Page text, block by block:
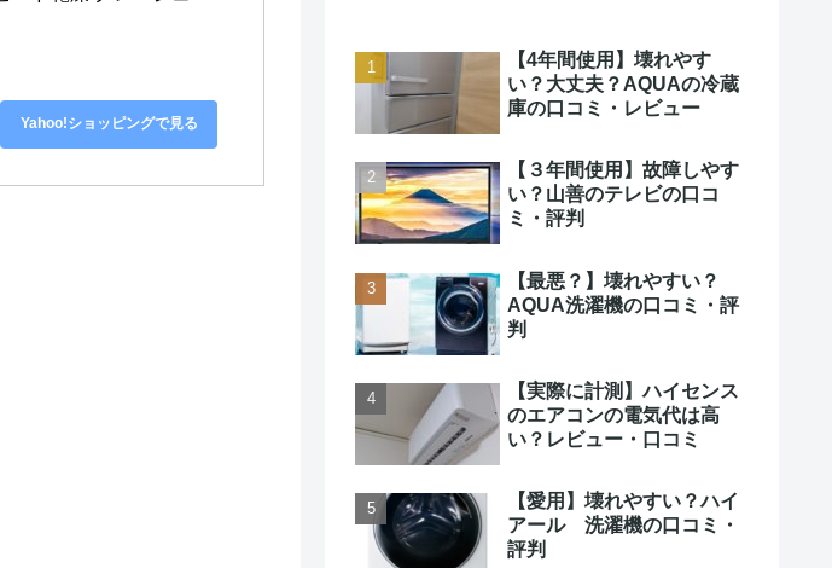
Yahoo!ショッピングで見る
【4年間使用】壊れやす
い？大丈夫？AQUAの冷蔵
庫の口コミ・レビュー
【３年間使用】故障しやす
い？山善のテレビの口コ
ミ・評判
【最悪？】壊れやすい？
AQUA洗濯機の口コミ・評
判
【実際に計測】ハイセンス
のエアコンの電気代は高
い？レビュー・口コミ
【愛用】壊れやすい？ハイ
アール 洗濯機の口コミ・
評判